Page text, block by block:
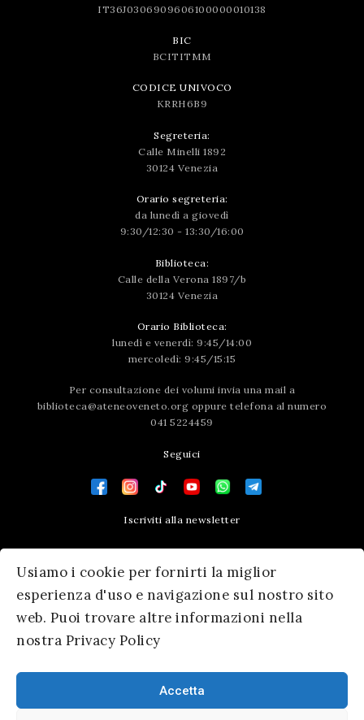
Usiamo i cookie per fornirti la miglior
esperienza d'uso e navigazione sul nostro sito
web. Puoi trovare altre informazioni nella
nostra Privacy Policy
Accetta
IT36J0306909606100000010138
BIC
BCITITMM
CODICE UNIVOCO
KRRH6B9
Segreteria:
Calle Minelli 1892
30124 Venezia
Orario segreteria:
da lunedì a giovedì
9:30/12:30 - 13:30/16:00
Biblioteca:
Calle della Verona 1897/b
30124 Venezia
Orario Biblioteca:
lunedì e venerdì: 9:45/14:00
mercoledì: 9:45/15:15
Per consultazione dei volumi invia una mail a
biblioteca@ateneoveneto.org oppure telefona al numero
041 5224459
Seguici
Iscriviti alla newsletter
Contatti